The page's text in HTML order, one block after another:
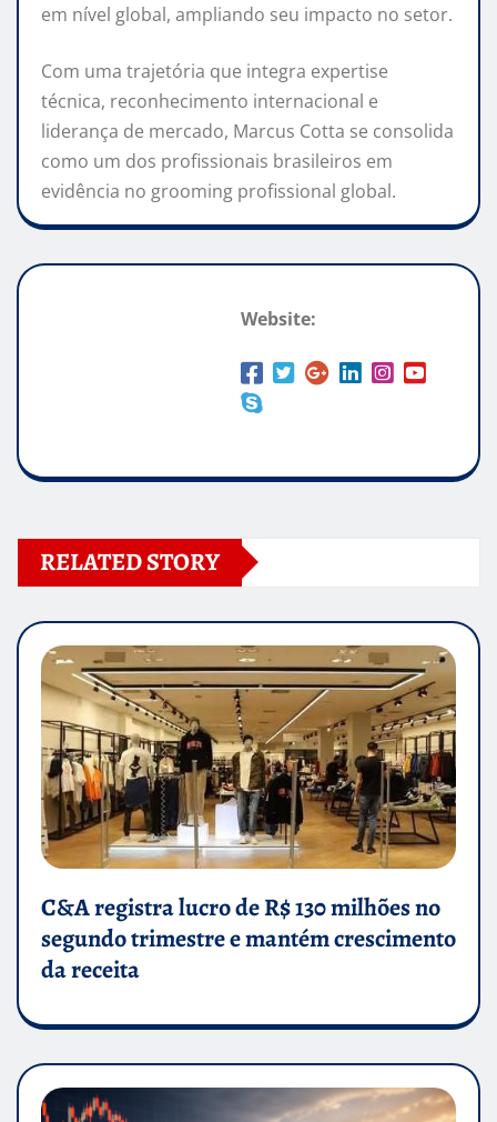
em nível global, ampliando seu impacto no setor.
Com uma trajetória que integra expertise
técnica, reconhecimento internacional e
liderança de mercado, Marcus Cotta se consolida
como um dos profissionais brasileiros em
evidência no grooming profissional global.
Website:
RELATED STORY
C&A registra lucro de R$ 130 milhões no
segundo trimestre e mantém crescimento
da receita